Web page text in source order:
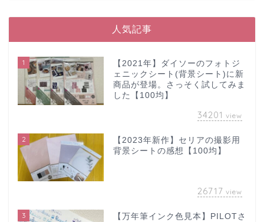
人気記事
1
【2021年】ダイソーのフォトジ
ェニックシート(背景シート)に新
商品が登場。さっそく試してみま
した【100均】
34201 view
2
【2023年新作】セリアの撮影用
背景シートの感想【100均】
26717 view
3
【万年筆インク色見本】PILOTさ